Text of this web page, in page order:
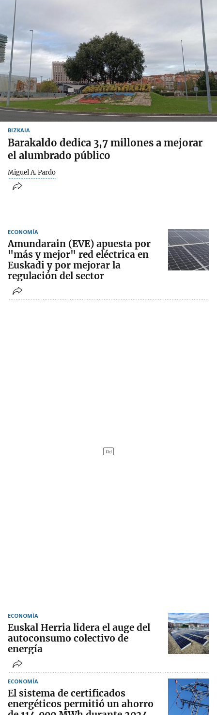
BIZKAIA
Barakaldo dedica 3,7 millones a mejorar
el alumbrado público
Miguel A. Pardo
ECONOMÍA
Amundarain (EVE) apuesta por
"más y mejor" red eléctrica en
Euskadi y por mejorar la
regulación del sector
ECONOMÍA
Euskal Herria lidera el auge del
autoconsumo colectivo de
energía
ECONOMÍA
El sistema de certificados
energéticos permitió un ahorro